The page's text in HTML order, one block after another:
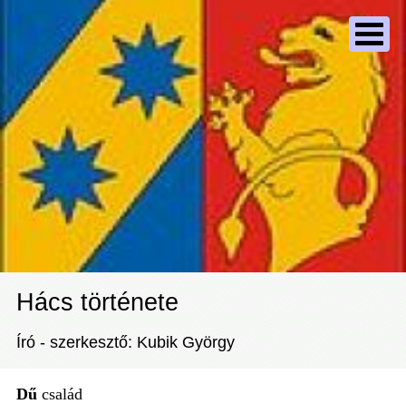
Hács története
Író - szerkesztő: Kubik György
Dű család